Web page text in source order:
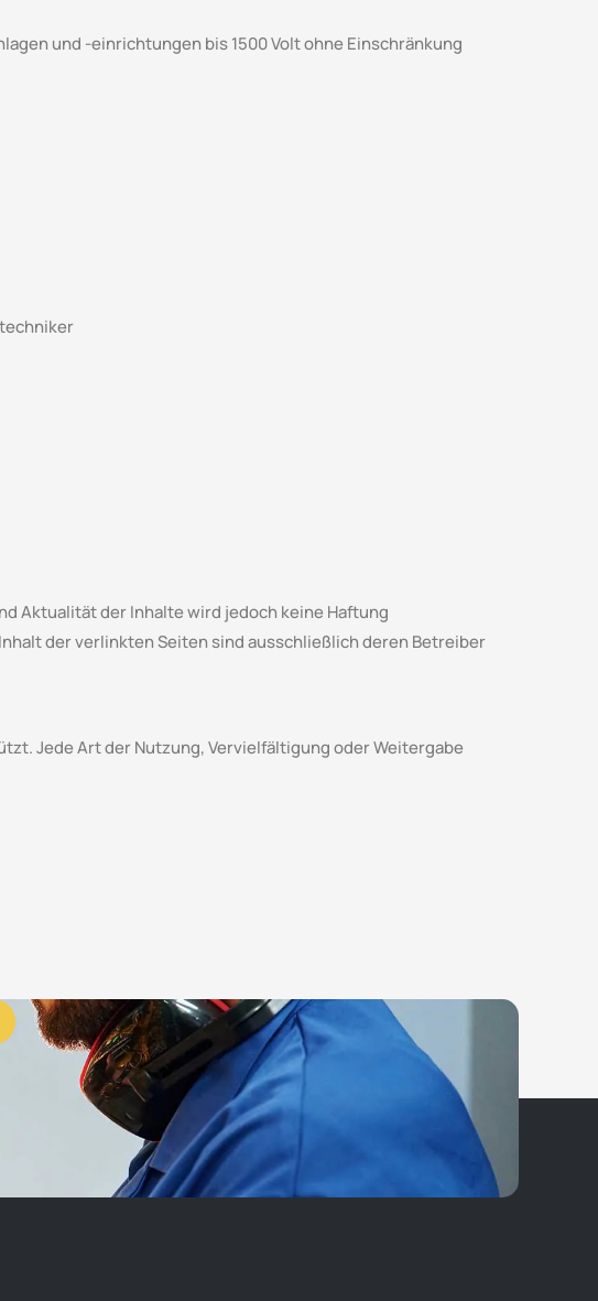
und -einrichtungen bis 1500 Volt ohne Einschränkung
Aktualität der Inhalte wird jedoch keine Haftung
der verlinkten Seiten sind ausschließlich deren Betreiber
Jede Art der Nutzung, Vervielfältigung oder Weitergabe